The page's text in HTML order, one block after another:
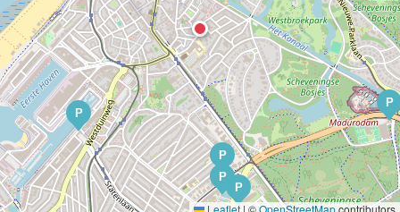
P
P
P
P
P